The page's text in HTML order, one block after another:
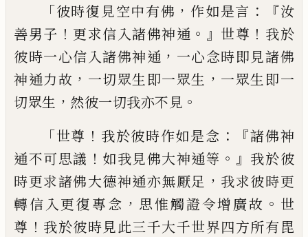
「彼時復見空中有佛 ， 作如是言 ：『汝
善男子 ！ 更求信入諸佛神通 。』 世尊 ！ 我於
彼時一心信入諸佛神通 ， 一心念時即見諸佛
神通力故 ， 一切眾生即一眾生 ， 一眾生即一
切眾生 ， 然彼一切我亦不見 。
「世尊 ！ 我於彼時作如是念 ：『諸佛神
通不可思議 ！ 如我見佛大神通等 。』 我於彼
時更求諸佛大德神通亦無厭足 ， 我求彼時更
轉信入更復專念 ， 思惟觸證令增廣故 。 世
尊 ！ 我於彼時見此三千大千世界四方所有毘